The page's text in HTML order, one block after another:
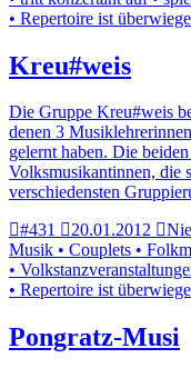
• Repertoire ist
Kreu#weis
Die Gruppe Kreu#weis
denen 3
gelernt haben. Die
Volksmusikantinnen, die
verschiedensten
#431
20.01.2012
Musik • Couplets •
•
• Repertoire ist
Pongratz-Musi